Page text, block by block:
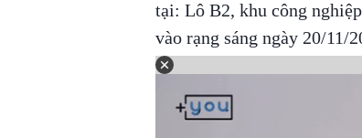
tại: Lô B2, khu công
vào rạng sáng ngày 20/11/